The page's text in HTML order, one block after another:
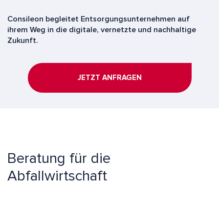
Consileon begleitet Entsorgungsunternehmen auf
ihrem Weg in die digitale, vernetzte und nachhaltige
Zukunft.
JETZT ANFRAGEN
Beratung für die
Abfallwirtschaft